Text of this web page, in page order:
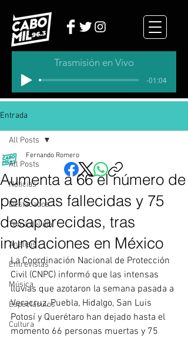
Trasmisión en Vivo
-01:04
Entrada
All Posts
Noticias
Destacados
Tema del dia
Analisis
Entrevistas
Música
Espectáculos
Cultura
All Posts
Aumenta a 66 el número de
personas fallecidas y 75
desaparecidas, tras
inundaciones en México
Fernando Romero
La Coordinación Nacional de Protección
Civil (CNPC) informó que las intensas
lluvias que azotaron la semana pasada a
Veracruz, Puebla, Hidalgo, San Luis
Potosí y Querétaro han dejado hasta el
momento 66 personas muertas y 75